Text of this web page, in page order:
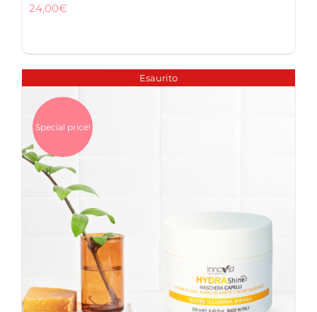
24,00€
Esaurito
Special price!